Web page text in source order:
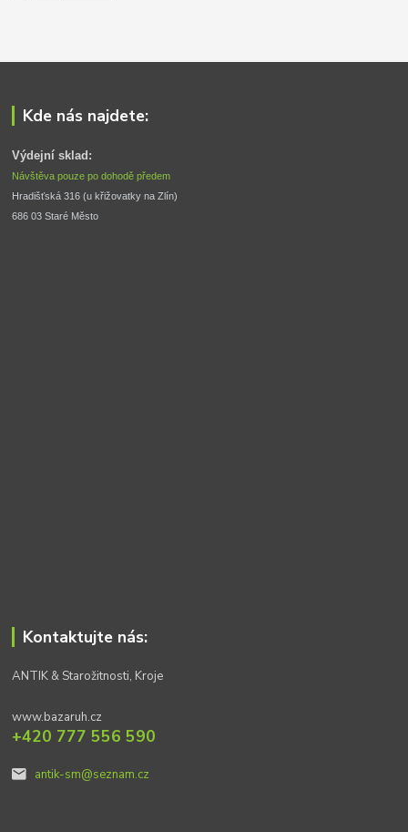
Kde nás najdete:
Výdejní sklad:
Návštěva pouze po dohodě předem
Hradišťská 316 (u křižovatky na Zlín)
686 03 Staré Město
Kontaktujte nás:
ANTIK & Starožitnosti, Kroje
www.bazaruh.cz
+420 777 556 590
antik-sm@seznam.cz